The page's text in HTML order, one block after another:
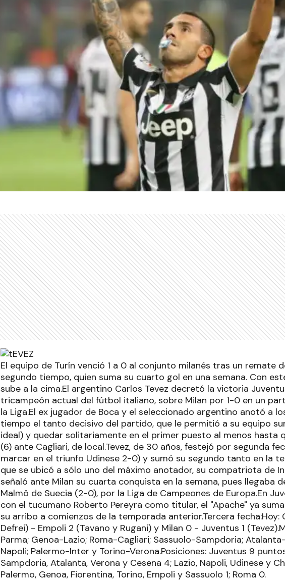
El equipo de Turín venció 1 a 0 al conjunto milanés tras un remate
segundo tiempo, quien suma su cuarto gol en una semana. Con
sube a la cima.El argentino Carlos Tevez decretó la victoria
tricampeón actual del fútbol italiano, sobre Milan por 1-0 en un
la Liga.El ex jugador de Boca y el seleccionado argentino anotó a
tiempo el tanto decisivo del partido, que le permitió a su equipo
ideal) y quedar solitariamente en el primer puesto al menos hasta
(6) ante Cagliari, de local.Tevez, de 30 años, festejó por segunda
marcar en el triunfo Udinese 2-0) y sumó su segundo tanto en la
que se ubicó a sólo uno del máximo anotador, su compatriota de
señaló ante Milan su cuarta conquista en la semana, pues llegaba
Malmö de Suecia (2-0), por la Liga de Campeones de Europa.En
con el tucumano Roberto Pereyra como titular, el "Apache" ya
su arribo a comienzos de la temporada anterior.Tercera fecha:Hoy:
Defrei) - Empoli 2 (Tavano y Rugani) y Milan 0 - Juventus 1
Parma; Genoa-Lazio; Roma-Cagliari; Sassuolo-Sampdoria;
Napoli; Palermo-Inter y Torino-Verona.Posiciones: Juventus 9
Sampdoria, Atalanta, Verona y Cesena 4; Lazio, Napoli, Udinese y
Palermo, Genoa, Fiorentina, Torino, Empoli y Sassuolo 1; Roma 0.